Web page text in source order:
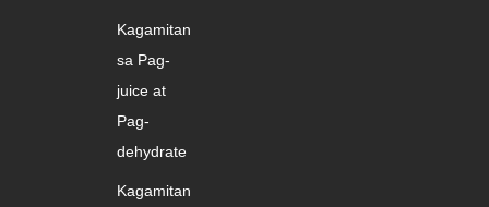
Kagamitan
sa Pag-
juice at
Pag-
dehydrate
Kagamitan